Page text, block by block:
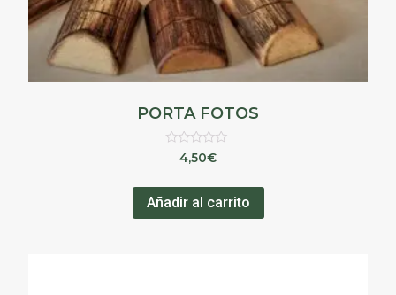
PORTA FOTOS
Valorado
de
5
4,50€
Añadir al carrito